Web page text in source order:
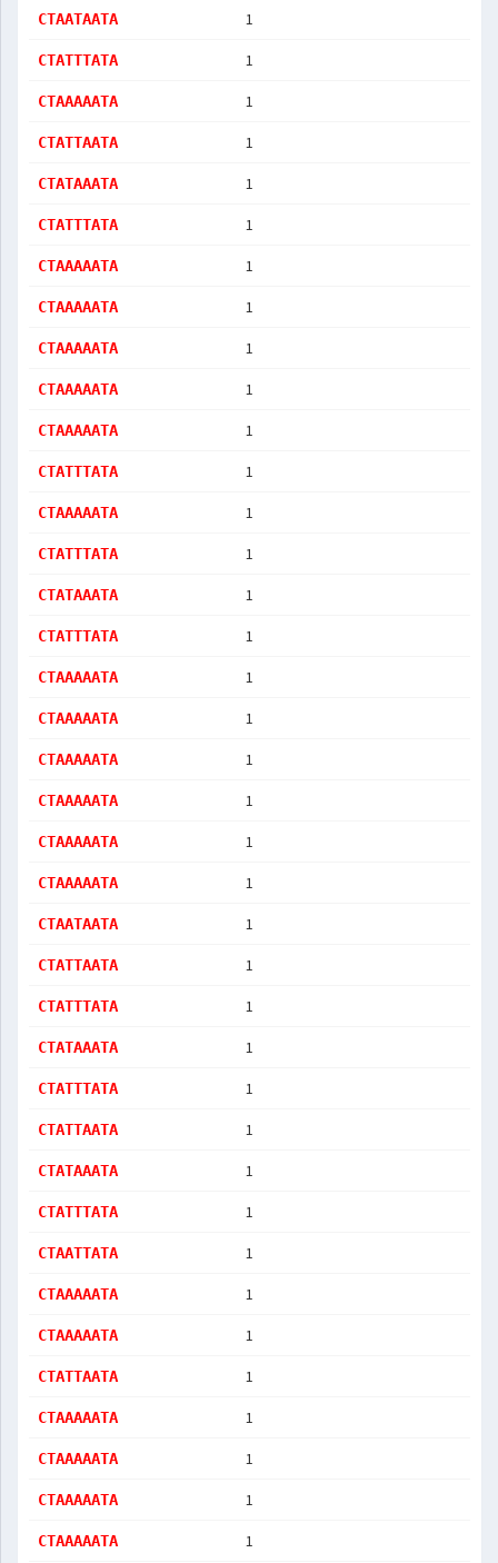
CTAATAATA 1
CTATTTATA 1
CTAAAAATA 1
CTATTAATA 1
CTATAAATA 1
CTATTTATA 1
CTAAAAATA 1
CTAAAAATA 1
CTAAAAATA 1
CTAAAAATA 1
CTAAAAATA 1
CTATTTATA 1
CTAAAAATA 1
CTATTTATA 1
CTATAAATA 1
CTATTTATA 1
CTAAAAATA 1
CTAAAAATA 1
CTAAAAATA 1
CTAAAAATA 1
CTAAAAATA 1
CTAAAAATA 1
CTAATAATA 1
CTATTAATA 1
CTATTTATA 1
CTATAAATA 1
CTATTTATA 1
CTATTAATA 1
CTATAAATA 1
CTATTTATA 1
CTAATTATA 1
CTAAAAATA 1
CTAAAAATA 1
CTATTAATA 1
CTAAAAATA 1
CTAAAAATA 1
CTAAAAATA 1
CTAAAAATA 1